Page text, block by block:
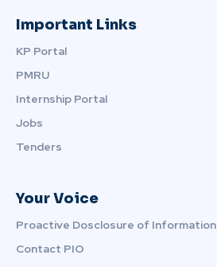
Important Links
KP Portal
PMRU
Internship Portal
Jobs
Tenders
Your Voice
Proactive Dosclosure of Information
Contact PIO